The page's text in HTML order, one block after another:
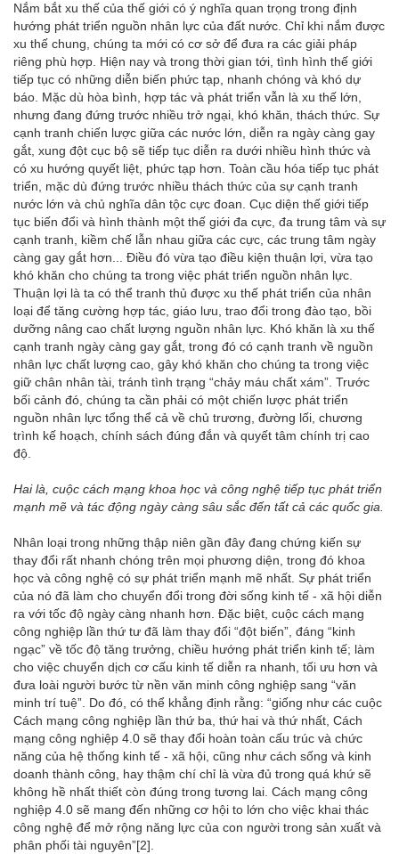
Nắm bắt xu thế của thế giới có ý nghĩa quan trọng trong định
hướng phát triển nguồn nhân lực của đất nước. Chỉ khi nắm được
xu thế chung, chúng ta mới có cơ sở để đưa ra các giải pháp
riêng phù hợp. Hiện nay và trong thời gian tới, tình hình thế giới
tiếp tục có những diễn biến phức tạp, nhanh chóng và khó dự
báo. Mặc dù hòa bình, hợp tác và phát triển vẫn là xu thế lớn,
nhưng đang đứng trước nhiều trở ngại, khó khăn, thách thức. Sự
cạnh tranh chiến lược giữa các nước lớn, diễn ra ngày càng gay
gắt, xung đột cục bộ sẽ tiếp tục diễn ra dưới nhiều hình thức và
có xu hướng quyết liệt, phức tạp hơn. Toàn cầu hóa tiếp tục phát
triển, mặc dù đứng trước nhiều thách thức của sự cạnh tranh
nước lớn và chủ nghĩa dân tộc cực đoan. Cục diện thế giới tiếp
tục biến đổi và hình thành một thế giới đa cực, đa trung tâm và sự
cạnh tranh, kiềm chế lẫn nhau giữa các cực, các trung tâm ngày
càng gay gắt hơn... Điều đó vừa tạo điều kiện thuận lợi, vừa tạo
khó khăn cho chúng ta trong việc phát triển nguồn nhân lực.
Thuận lợi là ta có thể tranh thủ được xu thế phát triển của nhân
loại để tăng cường hợp tác, giáo lưu, trao đổi trong đào tạo, bồi
dưỡng nâng cao chất lượng nguồn nhân lực. Khó khăn là xu thế
cạnh tranh ngày càng gay gắt, trong đó có cạnh tranh về nguồn
nhân lực chất lượng cao, gây khó khăn cho chúng ta trong việc
giữ chân nhân tài, tránh tình trạng “chảy máu chất xám”. Trước
bối cảnh đó, chúng ta cần phải có một chiến lược phát triển
nguồn nhân lực tổng thể cả về chủ trương, đường lối, chương
trình kế hoạch, chính sách đúng đắn và quyết tâm chính trị cao
độ.
Hai là, cuộc cách mạng khoa học và công nghệ tiếp tục phát triển
mạnh mẽ và tác động ngày càng sâu sắc đến tất cả các quốc gia.
Nhân loại trong những thập niên gần đây đang chứng kiến sự
thay đổi rất nhanh chóng trên mọi phương diện, trong đó khoa
học và công nghệ có sự phát triển mạnh mẽ nhất. Sự phát triển
của nó đã làm cho chuyển đổi trong đời sống kinh tế - xã hội diễn
ra với tốc độ ngày càng nhanh hơn. Đặc biệt, cuộc cách mạng
công nghiệp lần thứ tư đã làm thay đổi “đột biến”, đáng “kinh
ngạc” về tốc độ tăng trưởng, chiều hướng phát triển kinh tế; làm
cho việc chuyển dịch cơ cấu kinh tế diễn ra nhanh, tối ưu hơn và
đưa loài người bước từ nền văn minh công nghiệp sang “văn
minh trí tuệ”. Do đó, có thể khẳng định rằng: “giống như các cuộc
Cách mạng công nghiệp lần thứ ba, thứ hai và thứ nhất, Cách
mạng công nghiệp 4.0 sẽ thay đổi hoàn toàn cấu trúc và chức
năng của hệ thống kinh tế - xã hội, cũng như cách sống và kinh
doanh thành công, hay thậm chí chỉ là vừa đủ trong quá khứ sẽ
không hề nhất thiết còn đúng trong tương lai. Cách mạng công
nghiệp 4.0 sẽ mang đến những cơ hội to lớn cho việc khai thác
công nghệ để mở rộng năng lực của con người trong sản xuất và
phân phối tài nguyên”[2].